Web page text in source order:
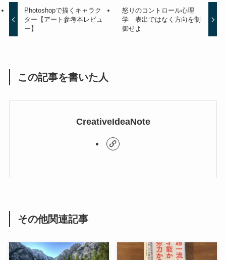
Photoshopで描くキャラク
ター【アート参考本レビュ
ー】
怒りのコントロール心理
学 表出ではなく方向を制
御せよ
この記事を書いた人
CreativeIdeaNote
その他関連記事